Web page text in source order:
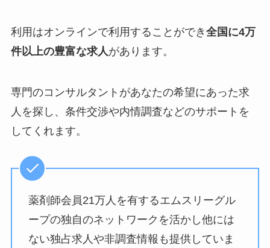
利用はオンラインで利用することができ 全国に4万
件以上の豊富な求人があります。
専門のコンサルタントがあなたの希望にあった求
人を探し、条件交渉や内情調査などのサポートを
してくれます。
薬剤師会員21万人を有するエムスリーグル
ープの独自のネットワークを活かし他には
ない独占求人や非調査情報も提供していま